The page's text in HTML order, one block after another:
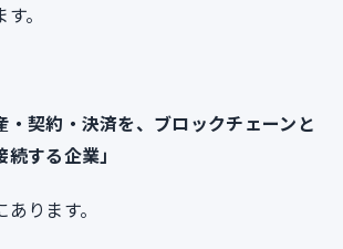
。
・契約・決済を、ブロックチェーンと
する企業」
ります。